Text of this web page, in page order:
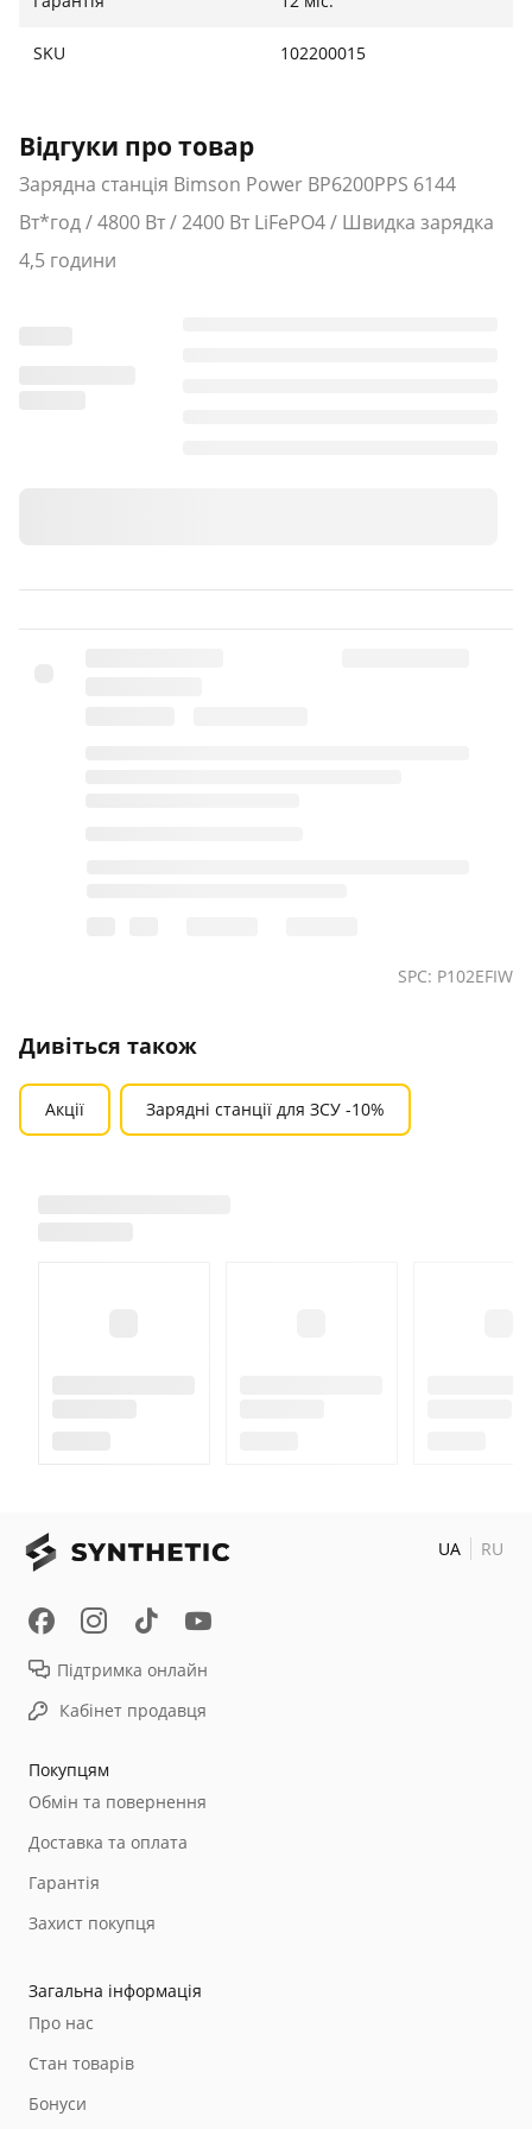
підключення силових приладів
відновлення заряду від мережі 220В
Сонячний вхід: Вбудований MPPT-контролер для
роботи з потужними панелями
Автомобільний вхід: Зарядка 12В/24В під час руху
Батарея та фізичні параметри:
SKU 102200015
Відгуки про товар
Зарядна станція Bimson Power BP6200PPS 6144
Вт*год / 4800 Вт / 2400 Вт LiFePO4 / Швидка зарядка
4,5 години
SPC: P102EFIW
Дивіться також
Акції Зарядні станції для ЗСУ -10%
Покупцям
Обмін та повернення
Доставка та оплата
Гарантія
Захист покупця
Загальна інформація
Про нас
Стан товарів
Бонуси
Підтримка онлайн
Кабінет продавця
UA RU